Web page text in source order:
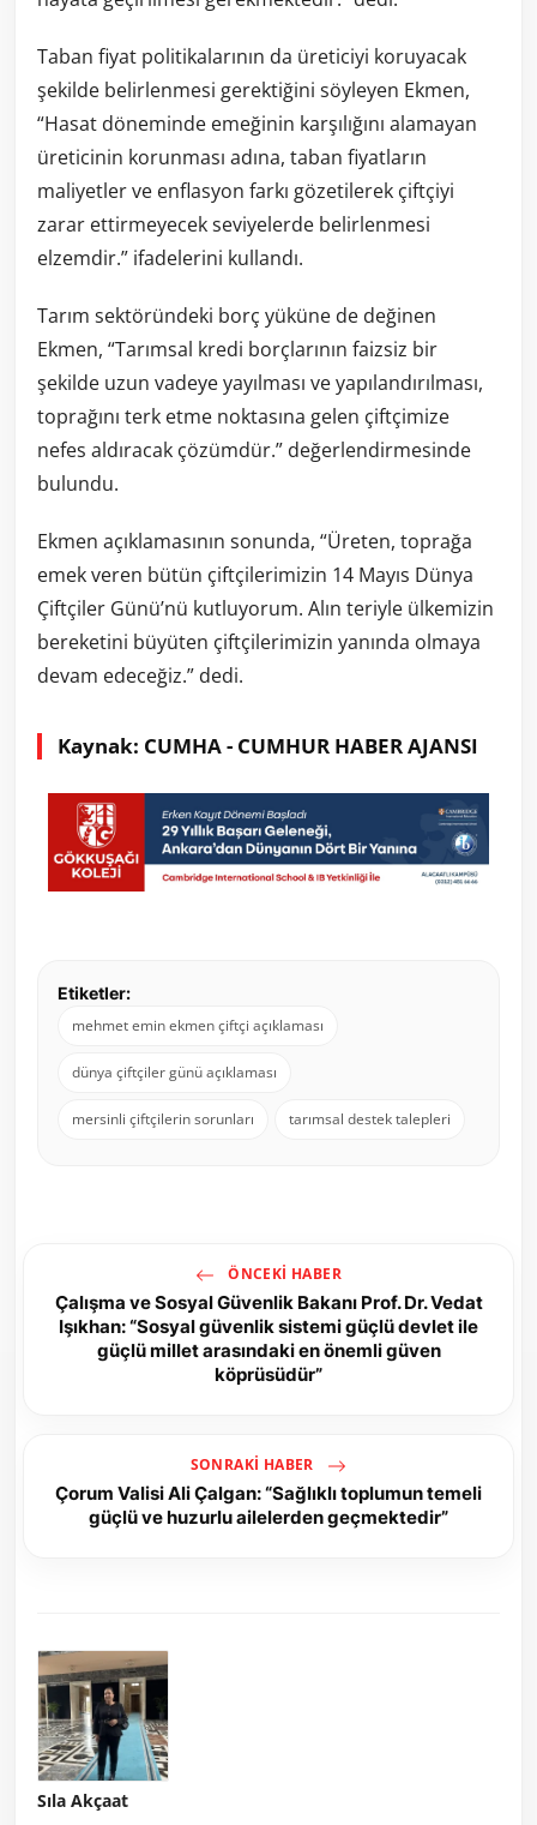
Taban fiyat politikalarının da üreticiyi koruyacak
şekilde belirlenmesi gerektiğini söyleyen Ekmen,
“Hasat döneminde emeğinin karşılığını alamayan
üreticinin korunması adına, taban fiyatların
maliyetler ve enflasyon farkı gözetilerek çiftçiyi
zarar ettirmeyecek seviyelerde belirlenmesi
elzemdir.” ifadelerini kullandı.
Tarım sektöründeki borç yüküne de değinen
Ekmen, “Tarımsal kredi borçlarının faizsiz bir
şekilde uzun vadeye yayılması ve yapılandırılması,
toprağını terk etme noktasına gelen çiftçimize
nefes aldıracak çözümdür.” değerlendirmesinde
bulundu.
Ekmen açıklamasının sonunda, “Üreten, toprağa
emek veren bütün çiftçilerimizin 14 Mayıs Dünya
Çiftçiler Günü’nü kutluyorum. Alın teriyle ülkemizin
bereketini büyüten çiftçilerimizin yanında olmaya
devam edeceğiz.” dedi.
Kaynak: CUMHA - CUMHUR HABER AJANSI
Etiketler:
mehmet emin ekmen çiftçi açıklaması
dünya çiftçiler günü açıklaması
mersinli çiftçilerin sorunları tarımsal destek talepleri
ÖNCEKI HABER
Çalışma ve Sosyal Güvenlik Bakanı Prof. Dr. Vedat
Işıkhan: “Sosyal güvenlik sistemi güçlü devlet ile
güçlü millet arasındaki en önemli güven
köprüsüdür”
SONRAKI HABER
Çorum Valisi Ali Çalgan: “Sağlıklı toplumun temeli
güçlü ve huzurlu ailelerden geçmektedir”
Sıla Akçaat